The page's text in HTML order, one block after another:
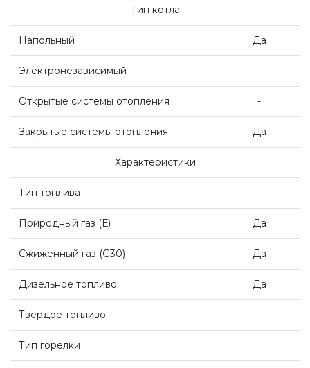
Насосные группы Vaillant
Viessmann
Настенные конденсационные котлы
Водонагреватели
Ferroli
Тип котла
Напольный Да
Электронезависимый -
Открытые системы отопления -
Закрытые системы отопления Да
Характеристики
Тип топлива
Природный газ (Е) Да
Сжиженный газ (G30) Да
Дизельное топливо Да
Твердое топливо -
Тип горелки